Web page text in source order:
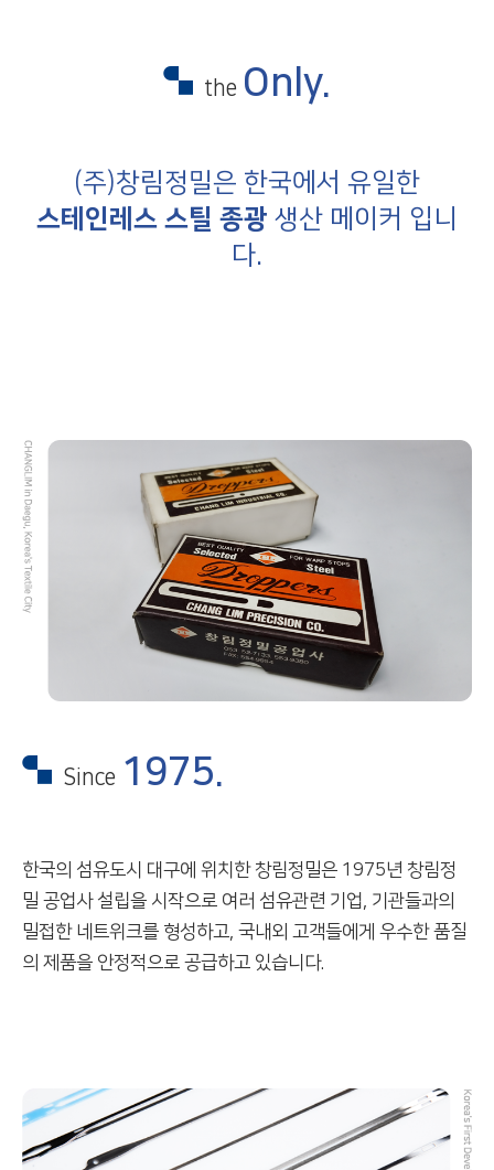
the Only.
(주)창림정밀은 한국에서 유일한
스테인레스 스틸 종광 생산 메이커 입니
다.
Since 1975.
한국의 섬유도시 대구에 위치한 창림정밀은 1975년 창림정
밀 공업사 설립을 시작으로 여러 섬유관련 기업, 기관들과의
밀접한 네트위크를 형성하고, 국내외 고객들에게 우수한 품질
의 제품을 안정적으로 공급하고 있습니다.